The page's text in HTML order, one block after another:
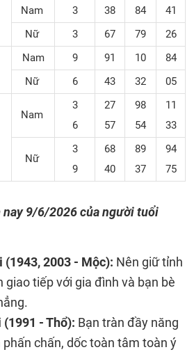
Nam 3 38 84
41
Nữ
3 67 79 26
Nam 9 91 10
84
Nữ
6 43 32 05
Nam
3
6
27
57
98
54
11
33
Nữ
3
9
68
40
89
37
94
75
nay9/6/2026 của người tuổi
(1943, 2003 - Mộc): Nên giữ tỉnh
giao tiếp với gia đình và bạn bè
- Thổ): Bạn tràn đầy năng
phấn chấn, dốc toàn tâm toàn ý